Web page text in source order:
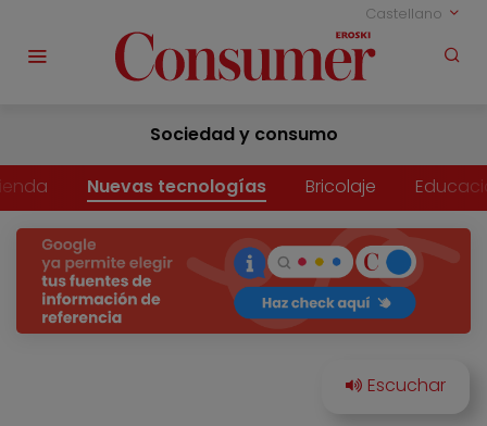
Castellano
Sociedad y consumo
Nuevas tecnologías Bricolaje